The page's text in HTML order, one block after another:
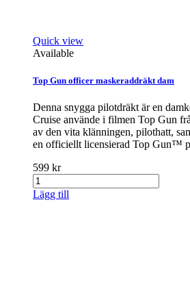
Quick view
Available
Top Gun officer maskeraddräkt dam
Denna snygga pilotdräkt är en
Cruise använde i filmen Top Gun
av den vita klänningen, pilothatt,
en officiellt licensierad Top Gun™
599 kr
Lägg till